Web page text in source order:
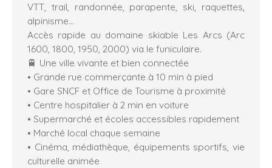
VTT, trail, randonnée, parapente, ski, raquettes,
alpinisme…
Accès rapide au domaine skiable Les Arcs (Arc
1600, 1800, 1950, 2000) via le funiculaire.
🚆 Une ville vivante et bien connectée
• Grande rue commerçante à 10 min à pied
• Gare SNCF et Office de Tourisme à proximité
• Centre hospitalier à 2 min en voiture
• Supermarché et écoles accessibles rapidement
• Marché local chaque semaine
• Cinéma, médiathèque, équipements sportifs, vie
culturelle animée